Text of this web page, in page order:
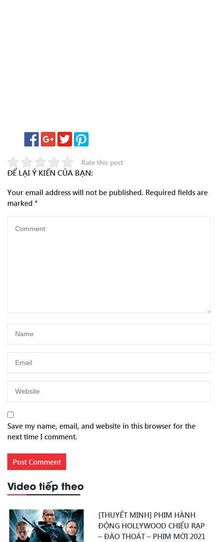
Rate this post
ĐỂ LẠI Ý KIẾN CỦA BẠN:
Your email address will not be published. Required fields are
marked *
Save my name, email, and website in this browser for the
next time I comment.
Video tiếp theo
[THUYẾT MINH] PHIM HÀNH
ĐỘNG HOLLYWOOD CHIẾU RẠP
– ĐÀO THOÁT – PHIM MỚI 2021